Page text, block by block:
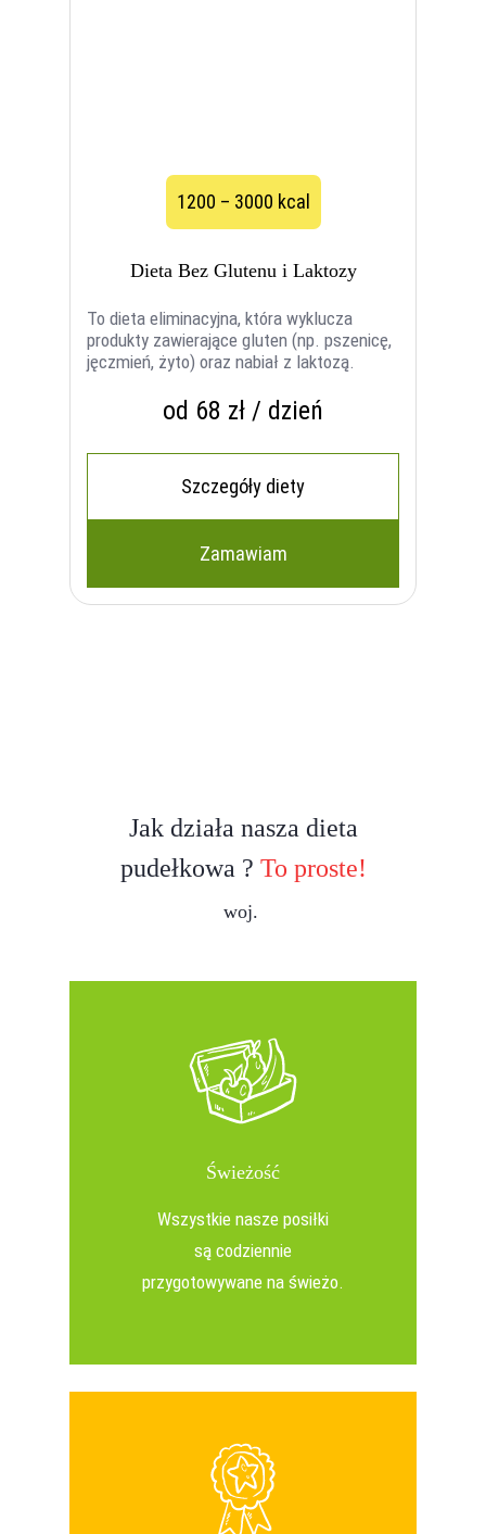
1200 – 3000 kcal
Dieta Bez Glutenu i Laktozy
To dieta eliminacyjna, która wyklucza
produkty zawierające gluten (np. pszenicę,
jęczmień, żyto) oraz nabiał z laktozą.
od 68 zł / dzień
Szczegóły diety
Zamawiam
Jak działa nasza dieta
pudełkowa ? To proste!
woj.
Świeżość
Wszystkie nasze posiłki
są codziennie
przygotowywane na świeżo.